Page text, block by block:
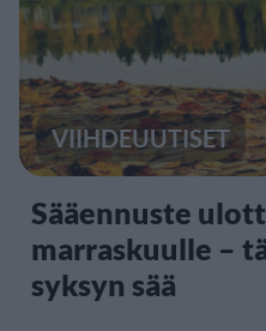
VIIHDEUUTISET
Sääennuste
marraskuulle –
syksyn sää